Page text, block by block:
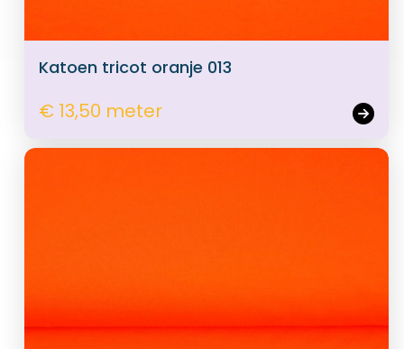
Katoen tricot oranje 013
€ 13,50 meter